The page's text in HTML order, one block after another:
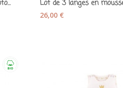
Lot de 3 langes en mousseline de coton bio...
26,00 €